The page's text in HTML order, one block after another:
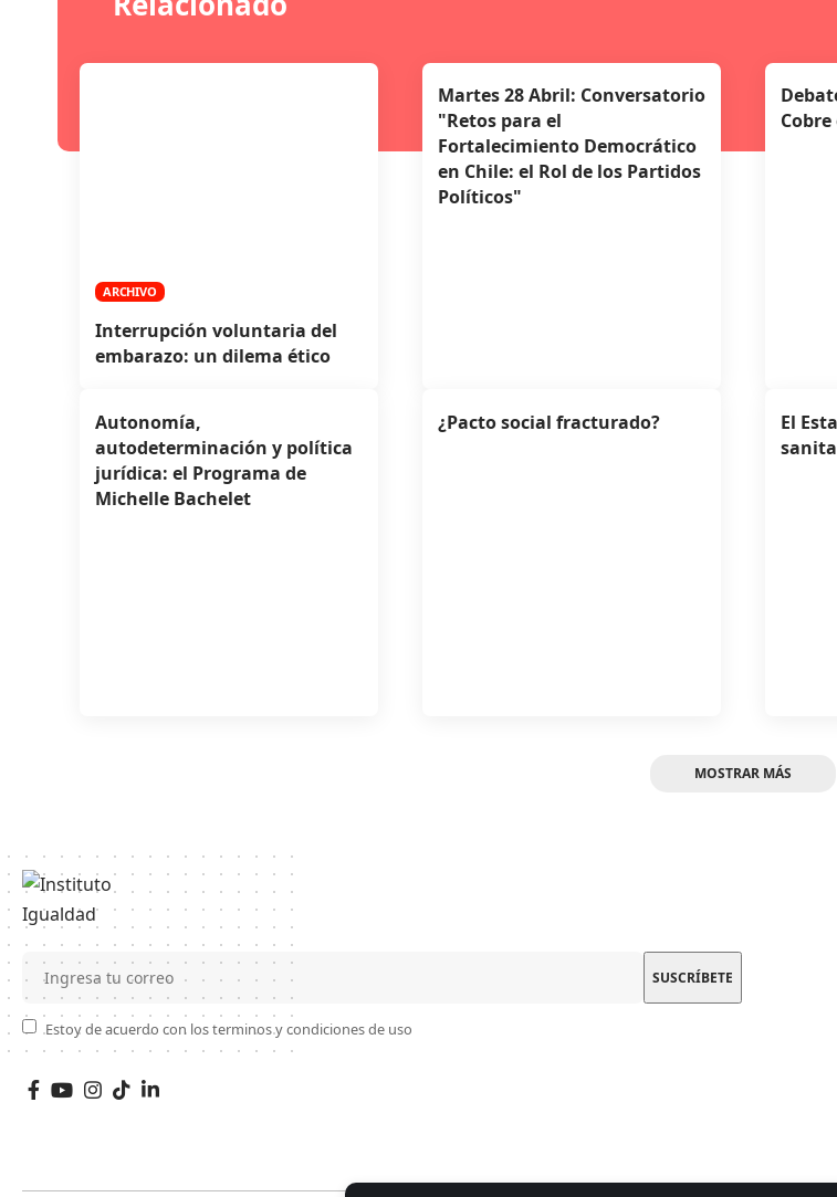
ARCHIVO
Interrupción voluntaria del
embarazo: un dilema ético
Martes 28 Abril: Conversatorio
"Retos para el
Fortalecimiento Democrático
en Chile: el Rol de los Partidos
Políticos"
Autonomía,
autodeterminación y política
jurídica: el Programa de
Michelle Bachelet
¿Pacto social fracturado?
El
MOSTRAR MÁS
Estoy de acuerdo con los terminos y condiciones de uso